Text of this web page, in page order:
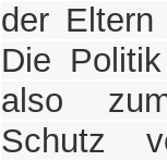
der Eltern
Die
also
Schutz